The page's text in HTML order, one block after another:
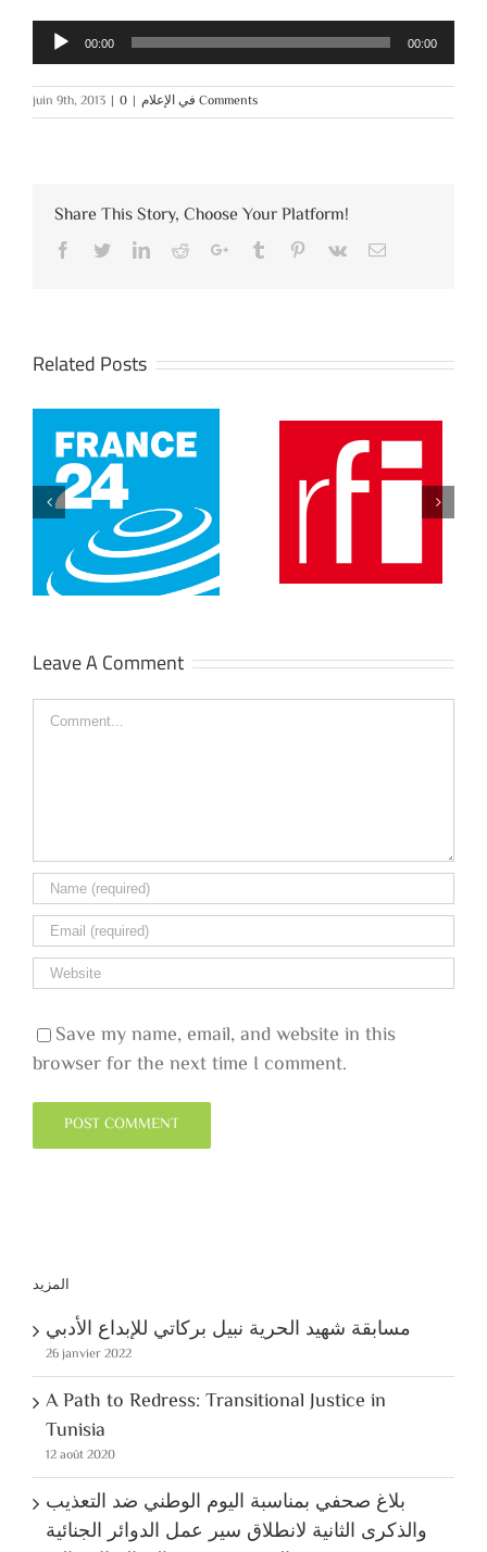
Lecteur
audio
00:00 00:00
juin 9th, 2013 | في الإعلام | 0 Comments
Share This Story, Choose Your Platform!
Facebook
TwitterLinkedIn
RedditGoogle+Tumblr Pinterest
Vk Email
Related Posts
transitionnelle
continue en
Tunisie
Le procès de
l’assassinat de
reporté
Leave A Comment
Comment
Save my name, email, and website in this
browser for the next time I comment.
المزيد
مسابقة شهيد الحرية نبيل بركاتي للإبداع الأدبي
26 janvier 2022
A Path to Redress: Transitional Justice in
Tunisia
12 août 2020
بلاغ صحفي بمناسبة اليوم الوطني ضد التعذيب
والذكرى الثانية لانطلاق سير عمل الدوائر الجنائية